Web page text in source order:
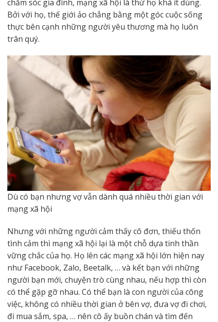
chăm sóc gia đình, mạng xã hội là thứ họ khá ít dùng.
Bởi với họ, thế giới ảo chẳng bằng một góc cuộc sống
thực bên cạnh những người yêu thương mà họ luôn
trân quý.
Dù có bạn nhưng vợ vẫn dành quá nhiều thời gian với
mạng xã hội
Nhưng với những người cảm thấy cô đơn, thiếu thốn
tình cảm thì mạng xã hội lại là một chỗ dựa tinh thần
vững chắc của họ. Họ lên các mạng xã hội lớn hiện nay
như Facebook, Zalo, Beetalk, … và kết bạn với những
người bạn mới, chuyện trò cùng nhau, nếu hợp thì còn
có thể gặp gỡ nhau. Có thể bạn là con người của công
việc, không có nhiều thời gian ở bên vợ, đưa vợ đi chơi,
đi mua sắm, spa, … nên cô ấy buồn chán và tìm đến